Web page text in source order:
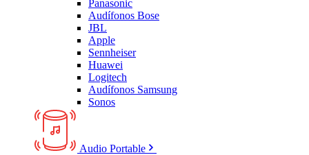
Panasonic
Audífonos Bose
JBL
Apple
Sennheiser
Huawei
Logitech
Audífonos Samsung
Sonos
Audio Portable